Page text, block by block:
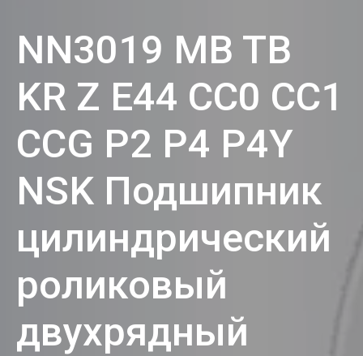
NN3019 MB TB
KR Z E44 CC0 CC1
CCG P2 P4 P4Y
NSK Подшипник
цилиндрический
роликовый
двухрядный